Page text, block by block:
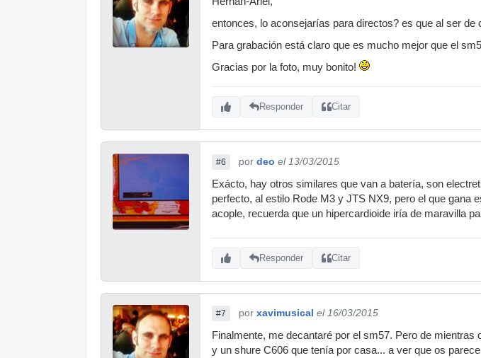
entonces, lo aconsejarías para directos? es que al ser de
Para grabación está claro que es mucho mejor que el
Gracias por la foto, muy bonito!
Responder Citar
#6 por deo el 13/03/2015
Exácto, hay otros similares que van a batería, son
perfecto, al estilo Rode M3 y JTS NX9, pero el que gana
acople, recuerda que un hipercardioide iría de maravilla
Responder Citar
#7 por xavimusical el 16/03/2015
Finalmente, me decantaré por el sm57. Pero de
y un shure C606 que tenía por casa... a ver que os